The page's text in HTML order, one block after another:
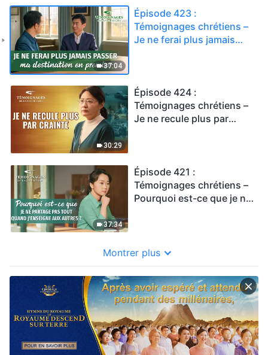
37:04
Épisode 423 :
Témoignages chrétiens –
Je ne ferai plus jamais
30:29
Épisode 424 :
Témoignages chrétiens –
Je ne recule plus par
37:34
Épisode 421 :
Témoignages chrétiens –
Pourquoi est-ce que je ne
Montrer plus